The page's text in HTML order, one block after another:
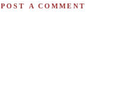
POST A COMMENT